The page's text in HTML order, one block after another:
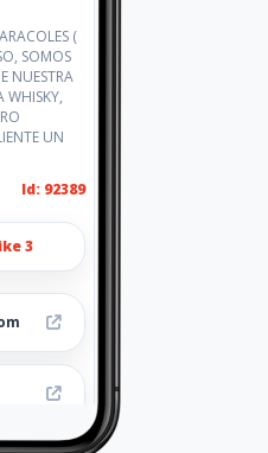
(
SOMOS
NUESTRA
WHISKY,
UN
Id: 92389
3